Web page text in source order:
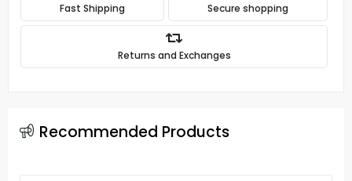
Fast Shipping Secure shopping
Returns and Exchanges
Recommended Products